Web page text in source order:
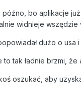
późno, bo aplikacje
widnieje wszędzie
dużo o
tak ładnie brzmi, że
oszukać, aby